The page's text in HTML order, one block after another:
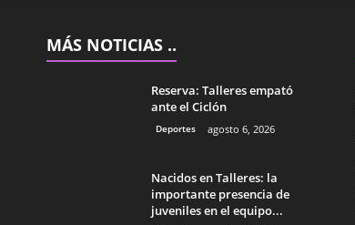
MÁS NOTICIAS ..
Reserva: Talleres empató
ante el Ciclón
Deportes agosto 6, 2026
Nacidos en Talleres: la
importante presencia de
juveniles en el equipo...